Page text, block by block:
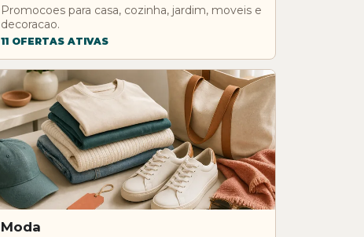
Promocoes para casa, cozinha, jardim, moveis e
decoracao.
11 OFERTAS ATIVAS
Moda